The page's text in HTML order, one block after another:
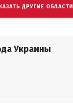
ДРУГИЕ ОБЛАСТИ
Украины